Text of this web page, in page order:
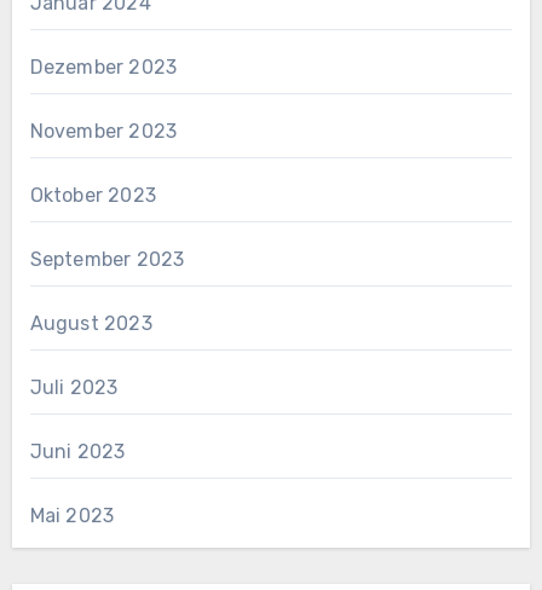
Dezember 2023
November 2023
Oktober 2023
September 2023
August 2023
Juli 2023
Juni 2023
Mai 2023